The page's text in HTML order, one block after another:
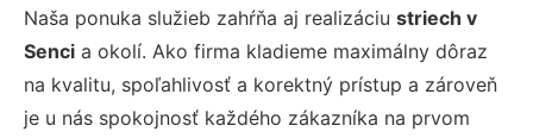
Naša ponuka služieb zahŕňa aj realizáciu striech v
Senci a okolí. Ako firma kladieme maximálny dôraz
na kvalitu, spoľahlivosť a korektný prístup a zároveň
je u nás spokojnosť každého zákazníka na prvom